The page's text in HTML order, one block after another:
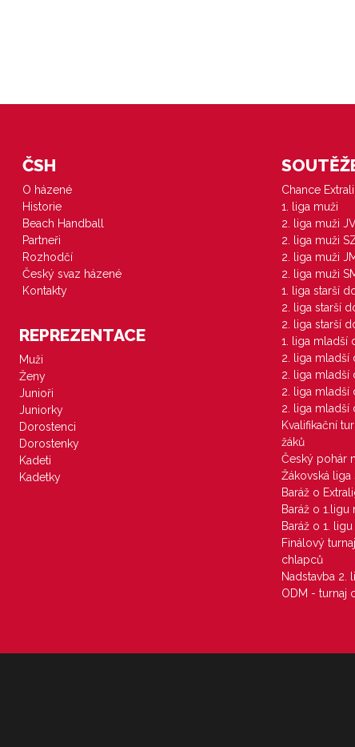
ČSH
O házené
Historie
Beach Handball
Partneři
Rozhodčí
Český svaz házené
Kontakty
REPREZENTACE
Muži
Ženy
Junioři
Juniorky
Dorostenci
Dorostenky
Kadeti
Kadetky
Chance
1. liga muži
2. liga muži
2. liga muži
2. liga muži
2. liga muži
1. liga starší
2. liga starší
2. liga starší
1. liga mladší
2. liga mladší
2. liga mladší
2. liga mladší
2. liga mladší
Kvalifikační
žáků
Český pohár
Žákovská liga
Baráž o
Baráž o 1.ligu
Baráž o 1.
Finálový
chlapců
Nadstavba 2.
ODM - turnaj